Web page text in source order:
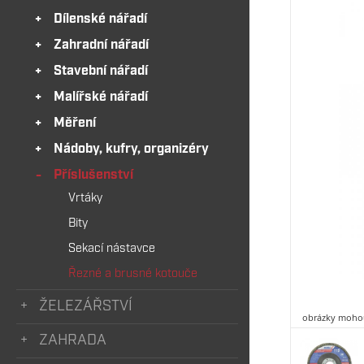
Dílenské nářadí
Zahradní nářadí
Stavební nářadí
Malířské nářadí
Měření
Nádoby, kufry, organizéry
Příslušenství
Vrtáky
Bity
Sekací nástavce
Řezné a brusné kotouče
ŽELEZÁŘSTVÍ
ZAHRADA
obrázky